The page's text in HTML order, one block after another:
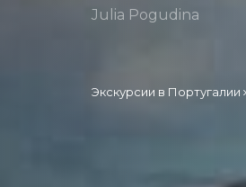
Julia Pogudina
Экскурсии в Португалии